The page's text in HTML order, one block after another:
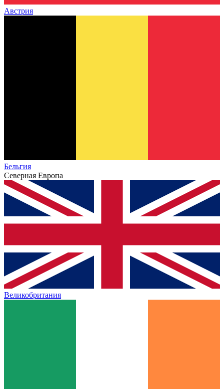
Австрия
Бельгия
Северная Европа
Великобритания